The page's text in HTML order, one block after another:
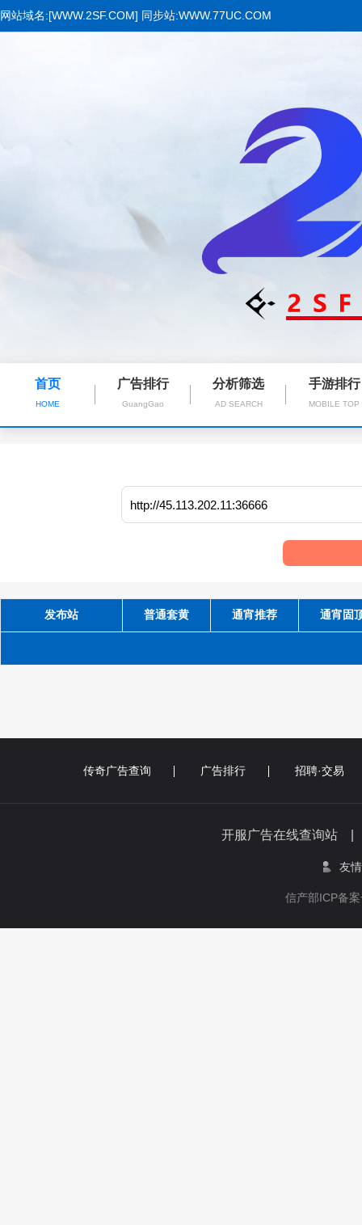
网站域名:[WWW.2SF.COM] 同步站:WWW.77UC.COM
首页
HOME
广告排行
GuangGao
分析筛选
AD SEARCH
手游排行
MOBILE TOP
发布站 普通套黄 通宵推荐 通宵固
传奇广告查询 广告排行 招聘·交易
开服广告在线查询站
友
信产部ICP备